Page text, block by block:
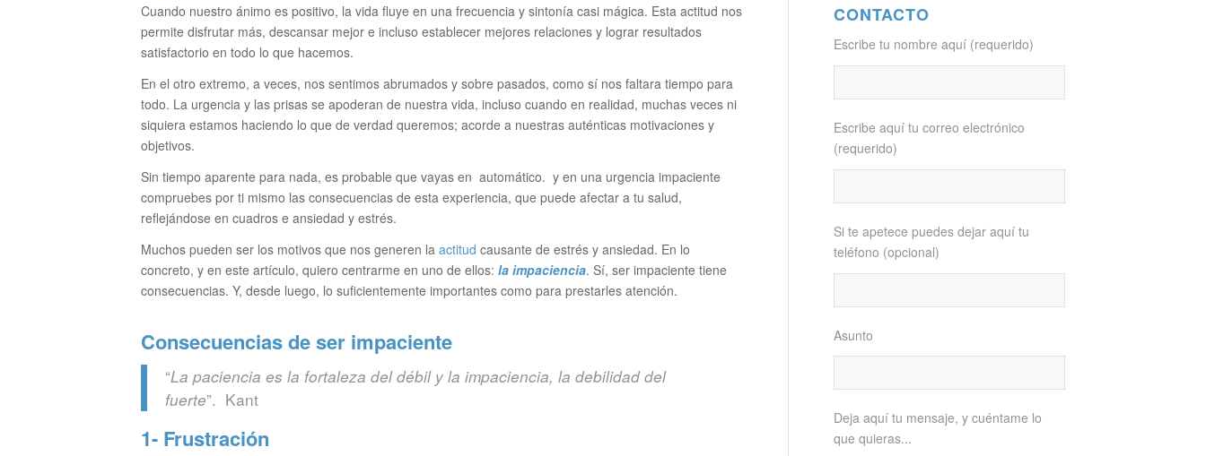
Cuando nuestro ánimo es positivo, la vida fluye en una frecuencia y sintonía casi mágica. Esta actitud nos
permite disfrutar más, descansar mejor e incluso establecer mejores relaciones y lograr resultados
satisfactorio en todo lo que hacemos.
En el otro extremo, a veces, nos sentimos abrumados y sobre pasados, como sí nos faltara tiempo para
todo. La urgencia y las prisas se apoderan de nuestra vida, incluso cuando en realidad, muchas veces ni
siquiera estamos haciendo lo que de verdad queremos; acorde a nuestras auténticas motivaciones y
objetivos.
Sin tiempo aparente para nada, es probable que vayas en automático. y en una urgencia impaciente
compruebes por ti mismo las consecuencias de esta experiencia, que puede afectar a tu salud,
reflejándose en cuadros e ansiedad y estrés.
Muchos pueden ser los motivos que nos generen la actitud causante de estrés y ansiedad. En lo
concreto, y en este artículo, quiero centrarme en uno de ellos: la impaciencia. Sí, ser impaciente tiene
consecuencias. Y, desde luego, lo suficientemente importantes como para prestarles atención.
Consecuencias de ser impaciente
“La paciencia es la fortaleza del débil y la impaciencia, la debilidad del
fuerte”. Kant
1- Frustración
CONTACTO
Escribe tu nombre aquí (requerido)
Escribe aquí tu correo electrónico
(requerido)
Si te apetece puedes dejar aquí tu
teléfono (opcional)
Asunto
Deja aquí tu mensaje, y cuéntame lo
que quieras...